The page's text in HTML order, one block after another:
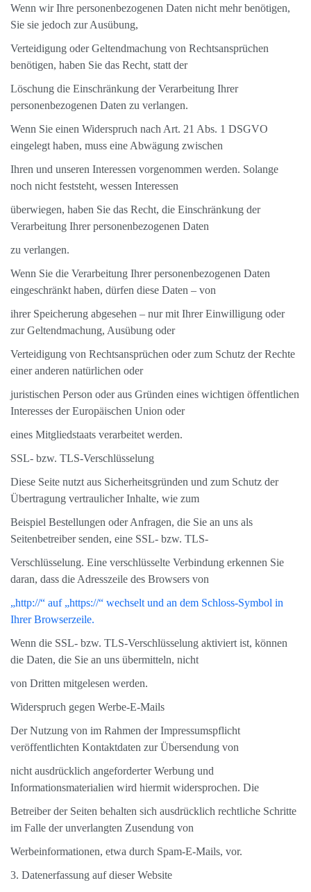
Wenn wir Ihre personenbezogenen Daten nicht mehr benötigen,
Sie sie jedoch zur Ausübung,
Verteidigung oder Geltendmachung von Rechtsansprüchen
benötigen, haben Sie das Recht, statt der
Löschung die Einschränkung der Verarbeitung Ihrer
personenbezogenen Daten zu verlangen.
Wenn Sie einen Widerspruch nach Art. 21 Abs. 1 DSGVO
eingelegt haben, muss eine Abwägung zwischen
Ihren und unseren Interessen vorgenommen werden. Solange
noch nicht feststeht, wessen Interessen
überwiegen, haben Sie das Recht, die Einschränkung der
Verarbeitung Ihrer personenbezogenen Daten
zu verlangen.
Wenn Sie die Verarbeitung Ihrer personenbezogenen Daten
eingeschränkt haben, dürfen diese Daten – von
ihrer Speicherung abgesehen – nur mit Ihrer Einwilligung oder
zur Geltendmachung, Ausübung oder
Verteidigung von Rechtsansprüchen oder zum Schutz der Rechte
einer anderen natürlichen oder
juristischen Person oder aus Gründen eines wichtigen öffentlichen
Interesses der Europäischen Union oder
eines Mitgliedstaats verarbeitet werden.
SSL- bzw. TLS-Verschlüsselung
Diese Seite nutzt aus Sicherheitsgründen und zum Schutz der
Übertragung vertraulicher Inhalte, wie zum
Beispiel Bestellungen oder Anfragen, die Sie an uns als
Seitenbetreiber senden, eine SSL- bzw. TLS-
Verschlüsselung. Eine verschlüsselte Verbindung erkennen Sie
daran, dass die Adresszeile des Browsers von
„http://“ auf „https://“ wechselt und an dem Schloss-Symbol in
Ihrer Browserzeile.
Wenn die SSL- bzw. TLS-Verschlüsselung aktiviert ist, können
die Daten, die Sie an uns übermitteln, nicht
von Dritten mitgelesen werden.
Widerspruch gegen Werbe-E-Mails
Der Nutzung von im Rahmen der Impressumspflicht
veröffentlichten Kontaktdaten zur Übersendung von
nicht ausdrücklich angeforderter Werbung und
Informationsmaterialien wird hiermit widersprochen. Die
Betreiber der Seiten behalten sich ausdrücklich rechtliche Schritte
im Falle der unverlangten Zusendung von
Werbeinformationen, etwa durch Spam-E-Mails, vor.
3. Datenerfassung auf dieser Website